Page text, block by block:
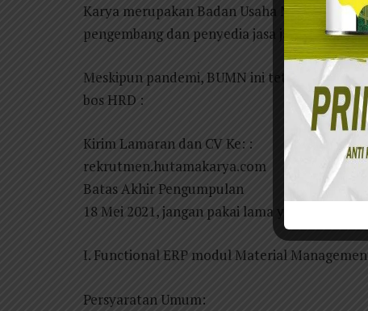
Karya merupakan Badan Usaha Milik Negara
pengembang dan penyedia jasa jalan tol.
Meskipun pandemi, BUMN ini tetap untung
bos HRD :
Kirim Lamaran dan CV Ke: :
rekrutmen.hutamakarya.com
Batas Akhir Pengumpulan
18 Mei 2021, jangan pakai lama ya gaeys,
I. Functional ERP modul Material
Persyaratan Umum: